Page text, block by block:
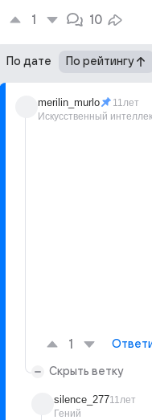
1 10
По дате По рейтингу
merilin_murlo
Искусственный
11лет
1
Скрыть ветку
silence_277
Гений
11лет